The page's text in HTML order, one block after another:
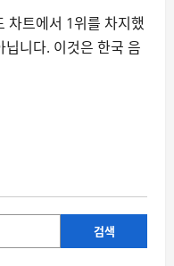
차트에서 1위를 차지했
니다. 이것은 한국 음
검색